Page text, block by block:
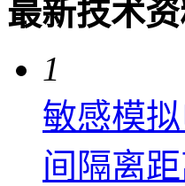
最新技术
1
敏感模
间隔离